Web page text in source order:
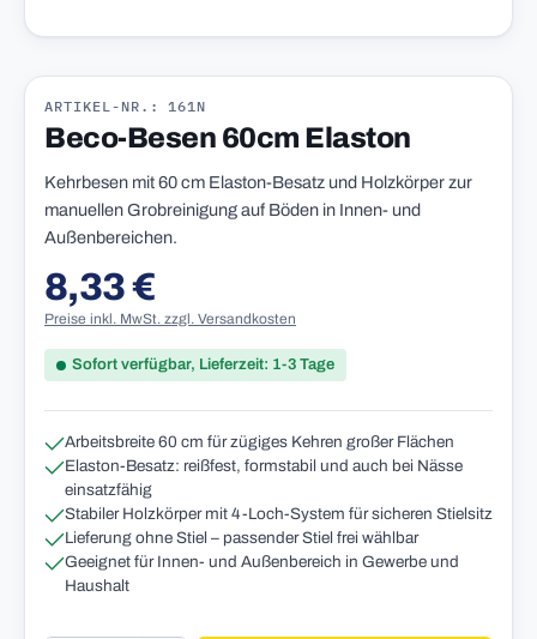
ARTIKEL-NR.: 161N
Beco-Besen 60cm Elaston
Kehrbesen mit 60 cm Elaston-Besatz und Holzkörper zur
manuellen Grobreinigung auf Böden in Innen- und
Außenbereichen.
Regulärer Preis:
8,33 €
Preise inkl. MwSt. zzgl. Versandkosten
Sofort verfügbar, Lieferzeit: 1-3 Tage
Arbeitsbreite 60 cm für zügiges Kehren großer Flächen
Elaston-Besatz: reißfest, formstabil und auch bei Nässe
einsatzfähig
Stabiler Holzkörper mit 4-Loch-System für sicheren Stielsitz
Lieferung ohne Stiel – passender Stiel frei wählbar
Geeignet für Innen- und Außenbereich in Gewerbe und
Haushalt